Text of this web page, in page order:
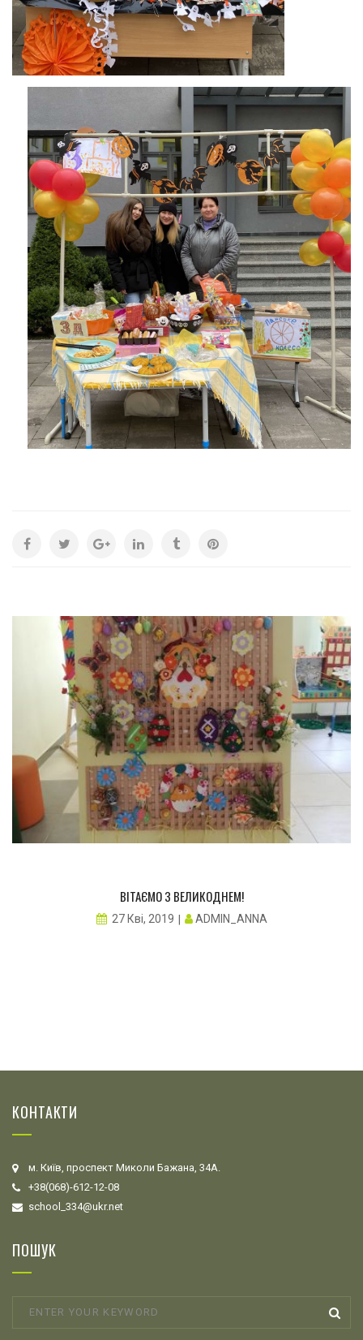
ВІТАЄМО З ВЕЛИКОДНЕМ!
27 Кві, 2019 ADMIN_ANNA
КОНТАКТИ
м. Київ, проспект Миколи Бажана, 34А.
+38(068)-612-12-08
school_334@ukr.net
ПОШУК